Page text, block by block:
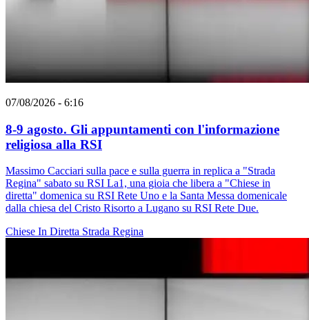
07/08/2026 - 6:16
8-9 agosto. Gli appuntamenti con l'informazione
religiosa alla RSI
Massimo Cacciari sulla pace e sulla guerra in replica a "Strada
Regina" sabato su RSI La1, una gioia che libera a "Chiese in
diretta" domenica su RSI Rete Uno e la Santa Messa domenicale
dalla chiesa del Cristo Risorto a Lugano su RSI Rete Due.
Chiese In Diretta Strada Regina